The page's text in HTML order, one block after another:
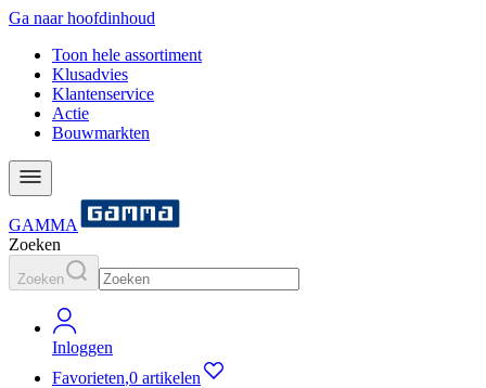
Ga naar hoofdinhoud
Toon hele assortiment
Klusadvies
Klantenservice
Actie
Bouwmarkten
GAMMA
Zoeken
Zoeken
Inloggen
Favorieten,0 artikelen